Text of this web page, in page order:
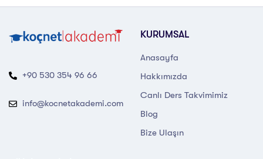
+90 530 354 96 66
info@kocnetakademi.com
KURUMSAL
Anasayfa
Hakkımızda
Canlı Ders Takvimimiz
Blog
Bize Ulaşın